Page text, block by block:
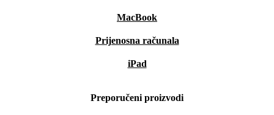
MacBook
Prijenosna računala
iPad
Preporučeni proizvodi